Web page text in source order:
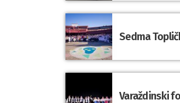
Sedma
Varaždinski